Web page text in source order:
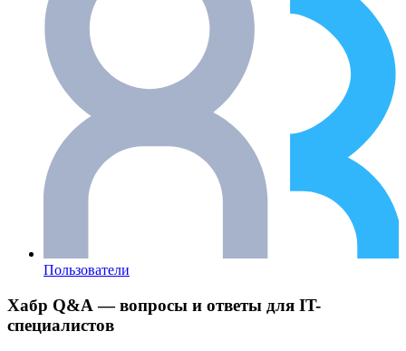
Пользователи
Хабр Q&A — вопросы и ответы для IT-
специалистов